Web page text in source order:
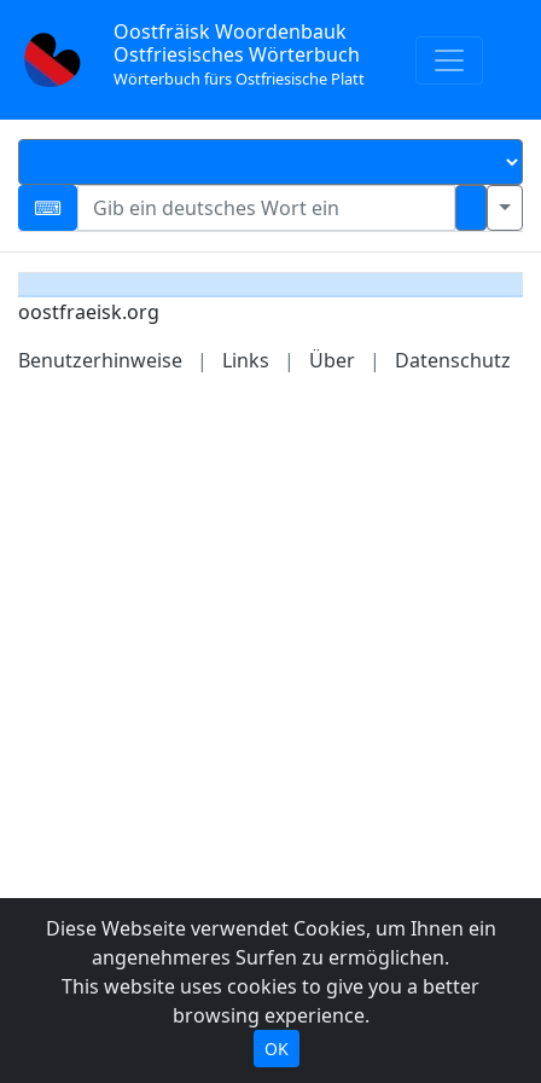
Oostfräisk Woordenbauk
Ostfriesisches Wörterbuch
Wörterbuch fürs Ostfriesische Platt
oostfraeisk.org
Benutzerhinweise
| Links | Über | Datenschutz
Diese Webseite verwendet Cookies, um Ihnen ein
angenehmeres Surfen zu ermöglichen.
This website uses cookies to give you a better
browsing experience.
OK